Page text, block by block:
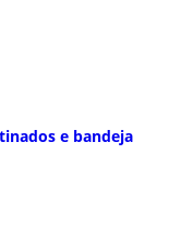
e bandeja